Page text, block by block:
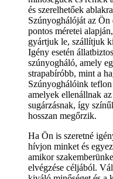
és szerelhetőek
Szúnyoghálóját az
pontos méretei
gyártjuk le, szállítjuk
Igény esetén
szúnyogháló, amely
strapabíróbb, mint a
Szúnyoghálóink
amelyek ellenállnak
sugárzásnak, így
hosszan megőrzik.
Ha Ön is szeretné
hívjon minket és
amikor
elvégzése céljából.